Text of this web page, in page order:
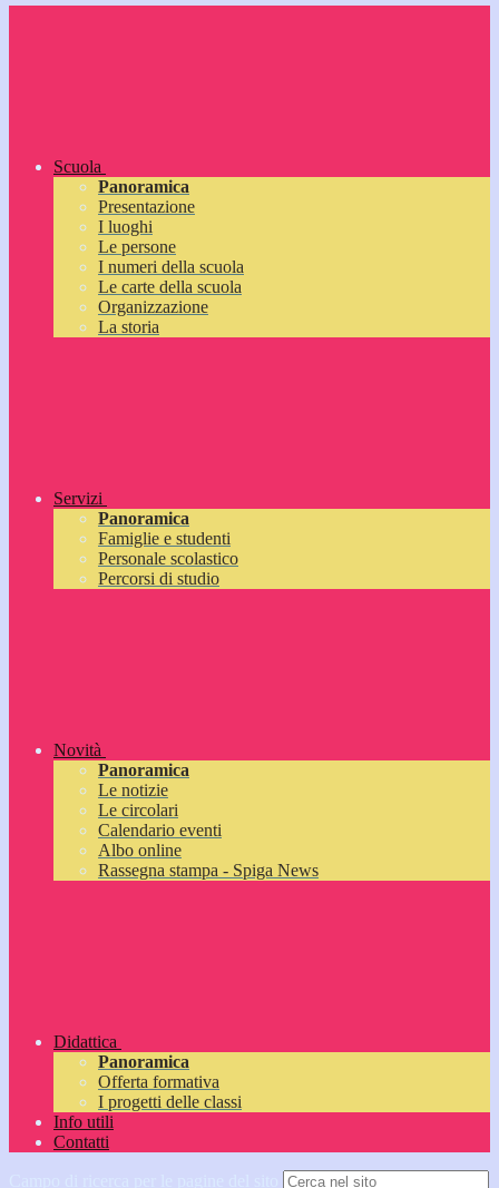
Scuola
Panoramica
Presentazione
I luoghi
Le persone
I numeri della scuola
Le carte della scuola
Organizzazione
La storia
Servizi
Panoramica
Famiglie e studenti
Personale scolastico
Percorsi di studio
Novità
Panoramica
Le notizie
Le circolari
Calendario eventi
Albo online
Rassegna stampa - Spiga News
Didattica
Panoramica
Offerta formativa
I progetti delle classi
Info utili
Contatti